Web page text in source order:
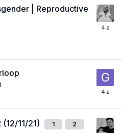
| Reproductive
11/21) 1 2